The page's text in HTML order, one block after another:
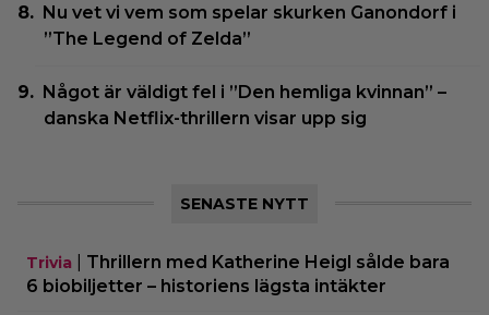
Nu vet vi vem som spelar skurken Ganondorf i
”The Legend of Zelda”
Något är väldigt fel i ”Den hemliga kvinnan” –
danska Netflix-thrillern visar upp sig
SENASTE NYTT
Trivia
Thrillern med Katherine Heigl sålde bara
6 biobiljetter – historiens lägsta intäkter